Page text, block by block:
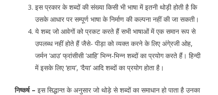
इस प्रकार के शब्दों की संख्या किसी भी भाषा में इतनी थोड़ी होती है कि
उसके आधार पर सम्पूर्ण भाषा के निर्माण की कल्पना नहीं की जा सकती।
ये शब्द जो आवेगों को प्रकट करते हैं सभी भाषाओं में एक समान रूप से
उपलब्ध नहीं होते हैं जैसे- पीड़ा को व्यक्त करने के लिए अंगे्रजी ओह,
जर्मन ‘आउ’ फ्रांसीसी ‘आहि’ भिन्न-भिन्न शब्दों का प्रयोग करते हैं। हिन्दी
में इसके लिए ‘हाय’, ‘दैया’ आदि शब्दों का प्रयोग होता है।
निष्कर्ष – इस सिद्धान्त के अनुसार जो थोड़े से शब्दों का समाधान हो पाता है उनका